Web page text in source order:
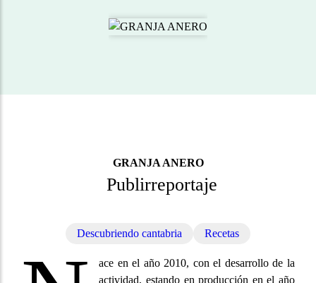
GRANJA ANERO
Publirreportaje
Descubriendo cantabria Recetas
ace en el año 2010, con el desarrollo de la
actividad, estando en producción en el año